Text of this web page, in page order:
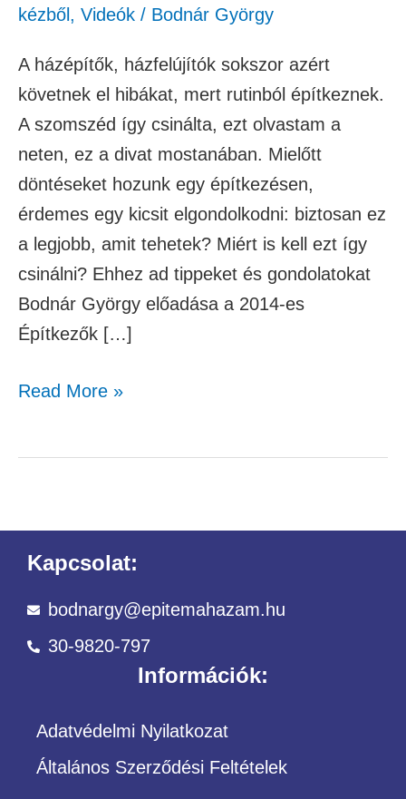
kézből , Videók / Bodnár György
A házépítők, házfelújítók sokszor azért
követnek el hibákat, mert rutinból építkeznek.
A szomszéd így csinálta, ezt olvastam a
neten, ez a divat mostanában. Mielőtt
döntéseket hozunk egy építkezésen,
érdemes egy kicsit elgondolkodni: biztosan ez
a legjobb, amit tehetek? Miért is kell ezt így
csinálni? Ehhez ad tippeket és gondolatokat
Bodnár György előadása a 2014-es
Építkezők […]
Read More »
Kapcsolat:
bodnargy@epitemahazam.hu
30-9820-797
Információk:
Adatvédelmi Nyilatkozat
Általános Szerződési Feltételek